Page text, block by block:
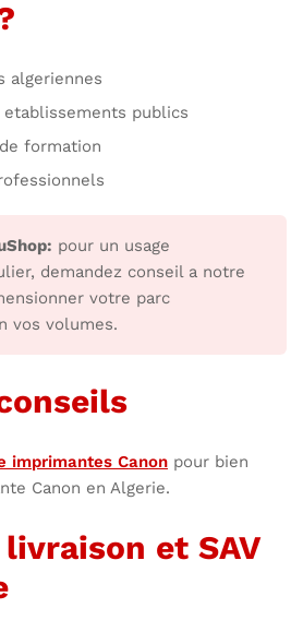
algeriennes
publics
formation
pour un usage
demandez conseil a notre
votre parc
vos volumes.
imprimantes Canon pour bien
Canon en Algerie.
et SAV